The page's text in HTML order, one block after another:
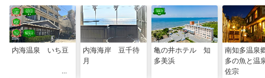
内海温泉 いち豆
内海海岸 豆千待
月
亀の井ホテル 知
多美浜
南知多温
多の魚と
佐宗